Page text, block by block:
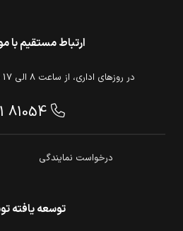
ارتباط مستقیم
در روزهای اداری، از ساعت 8 الی 17 پاسخگوی شما هستیم.
81054
درخواست نمایندگی
توسعه یافته